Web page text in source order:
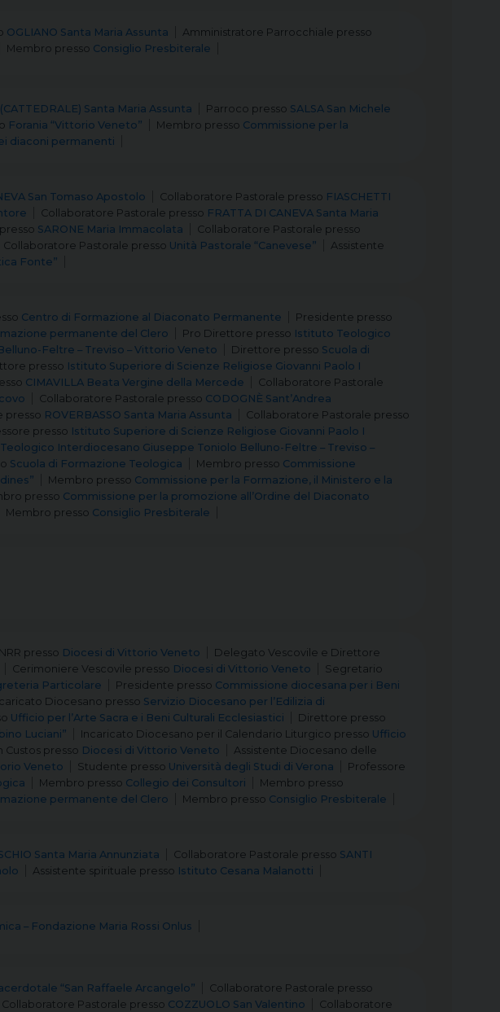
OGLIANO Santa Maria Assunta Amministratore Parrocchiale presso
Membro presso Consiglio Presbiterale
Santa Maria Assunta Parroco presso SALSA San Michele
Forania “Vittorio Veneto” Membro presso Commissione per la
diaconi permanenti
San Tomaso Apostolo Collaboratore Pastorale presso FIASCHETTI
Collaboratore Pastorale presso FRATTA DI CANEVA Santa Maria
presso SARONE Maria Immacolata Collaboratore Pastorale presso
Collaboratore Pastorale presso Unità Pastorale “Canevese”
Assistente
Fonte”
Centro di Formazione al Diaconato Permanente Presidente presso
permanente del Clero
Pro Direttore presso Istituto Teologico
Feltre – Treviso – Vittorio Veneto
Direttore presso Scuola di
presso Istituto Superiore di Scienze Religiose Giovanni Paolo I
CIMAVILLA Beata Vergine della Mercede
Collaboratore Pastorale
Collaboratore Pastorale presso CODOGNÈ Sant’Andrea
presso ROVERBASSO Santa Maria Assunta Collaboratore Pastorale presso
presso Istituto Superiore di Scienze Religiose Giovanni Paolo I
Interdiocesano Giuseppe Toniolo Belluno-Feltre – Treviso –
Scuola di Formazione Teologica Membro presso Commissione
Membro presso Commissione per la Formazione, il Ministero e la
presso Commissione per la promozione all’Ordine del Diaconato
Membro presso Consiglio Presbiterale
presso Diocesi di Vittorio Veneto
Delegato Vescovile e Direttore
Cerimoniere Vescovile presso Diocesi di Vittorio Veneto
Segretario
Particolare Presidente presso Commissione diocesana per i Beni
Diocesano presso Servizio Diocesano per l’Edilizia di
Ufficio per l’Arte Sacra e i Beni Culturali Ecclesiastici Direttore presso
Luciani”
Incaricato Diocesano per il Calendario Liturgico presso Ufficio
Custos presso Diocesi di Vittorio Veneto
Assistente Diocesano delle
Veneto Studente presso Università degli Studi di Verona
Professore
Membro presso Collegio dei Consultori Membro presso
permanente del Clero
Membro presso Consiglio Presbiterale
Santa Maria Annunziata Collaboratore Pastorale presso SANTI
Assistente spirituale presso Istituto Cesana Malanotti
– Fondazione Maria Rossi Onlus
“San Raffaele Arcangelo” Collaboratore Pastorale presso
Collaboratore Pastorale presso COZZUOLO San Valentino
Collaboratore